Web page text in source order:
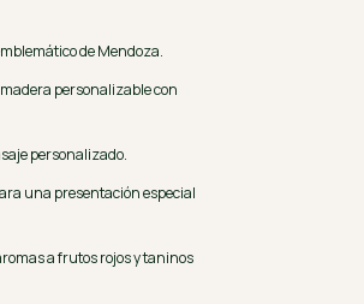
de Mendoza.
personalizable con
personalizado.
una presentación especial
a frutos rojos y taninos